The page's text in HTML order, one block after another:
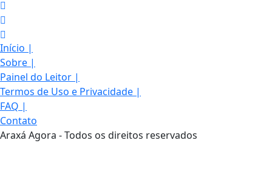
Início |
Sobre |
Painel do Leitor |
Termos de Uso e Privacidade |
FAQ |
Contato
Araxá Agora - Todos os direitos reservados